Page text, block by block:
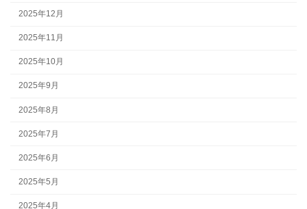
2025年12月
2025年11月
2025年10月
2025年9月
2025年8月
2025年7月
2025年6月
2025年5月
2025年4月